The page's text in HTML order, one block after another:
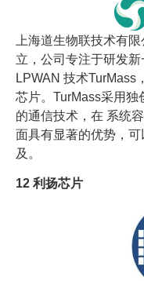
上海道生物联技术有
立，公司专注于研发
LPWAN 技术TurMass
芯片。TurMass采用独
的通信技术，在 系统
面具有显著的优势，
及。
12 利扬芯片